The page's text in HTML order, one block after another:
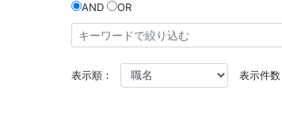
AND OR
表示順： 表示件数